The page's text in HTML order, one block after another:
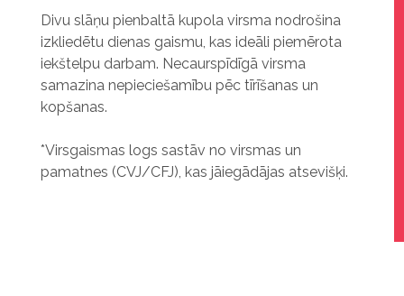
Divu slāņu pienbaltā kupola virsma nodrošina
izkliedētu dienas gaismu, kas ideāli piemērota
iekštelpu darbam. Necaurspīdīgā virsma
samazina nepieciešamību pēc tīrīšanas un
kopšanas.
*Virsgaismas logs sastāv no virsmas un
pamatnes (CVJ/CFJ), kas jāiegādājas atsevišķi.